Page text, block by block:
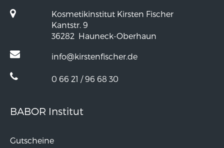
Kosmetikinstitut Kirsten Fischer
Kantstr. 9
36282 Hauneck-Oberhaun
info@kirstenfischer.de
0 66 21 / 96 68 30
BABOR Institut
Gutscheine